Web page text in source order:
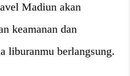
Madiun akan
keamanan dan
liburanmu berlangsung.